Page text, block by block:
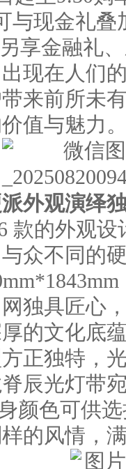
与现金礼
享金融礼
现在人们
来前所未
值与魅力
外观演绎
的外观设
众不同的
独具匠心
的文化底
正独特，
辰光灯带
颜色可供
的风情，